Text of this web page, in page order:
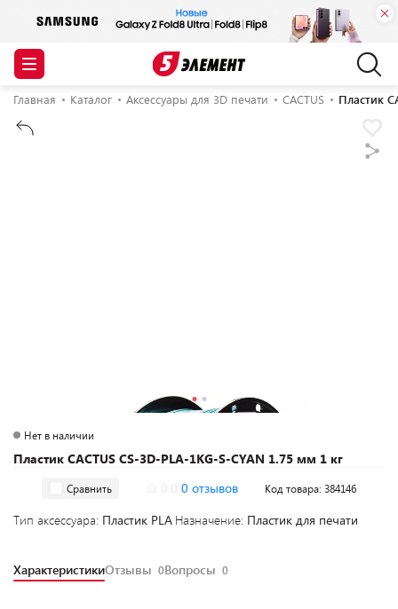
Главная Каталог Аксессуары для 3D печати CACTUS Пластик
Пластик CACTUS CS-3D-PLA-1KG-S-CYAN 1.75 мм 1 кг
Нет в наличии
Сравнить 0 отзывов Код товара: 384146
Тип аксессуара: Пластик PLA Назначение: Пластик для печати
ХарактеристикиОтзывы 0Вопросы 0